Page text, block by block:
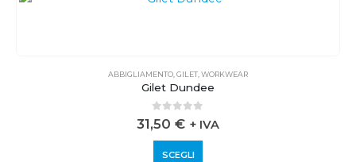
ABBIGLIAMENTO GILET WORKWEAR
Gilet Dundee
0out of 5
31,50 € + IVA
SCEGLI